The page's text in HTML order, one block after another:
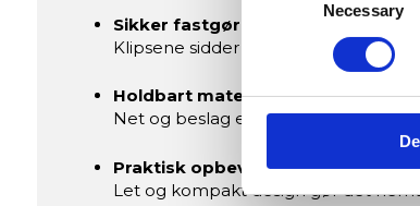
Necessary
Sikker fastgørelse
Klipsene sidder stabilt og holder
Holdbart materiale
Net og beslag er fremstillet til
Praktisk opbevaring
Let og kompakt design gør det